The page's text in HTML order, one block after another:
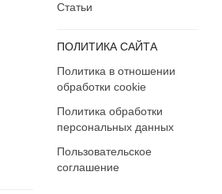
Статьи
ПОЛИТИКА САЙТА
Политика в отношении
обработки cookie
Политика обработки
персональных данных
Пользовательское
соглашение